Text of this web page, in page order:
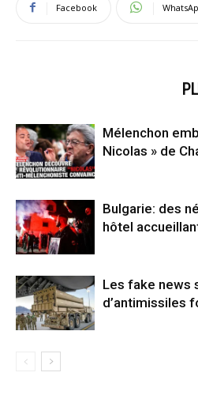
Facebook
Mélenchon
Nicolas » de
Bulgarie: des
hôtel
Les fake news
d’antimissiles